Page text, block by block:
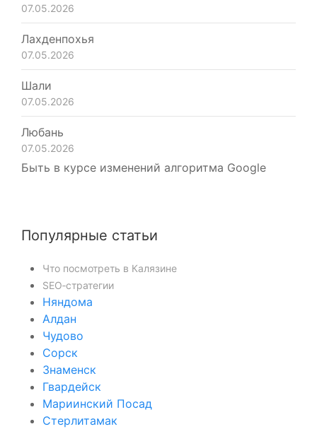
07.05.2026
Лахденпохья
07.05.2026
Шали
07.05.2026
Любань
07.05.2026
Быть в курсе изменений алгоритма Google
Популярные статьи
Что посмотреть в Калязине
SEO‑стратегии
Няндома
Алдан
Чудово
Сорск
Знаменск
Гвардейск
Мариинский Посад
Стерлитамак